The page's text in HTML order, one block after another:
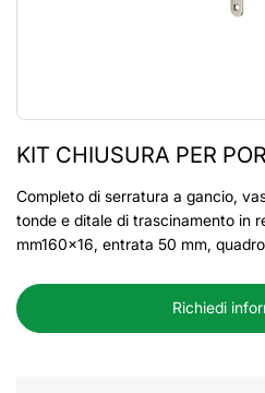
KIT CHIUSURA PER
Completo di serratura a gancio,
tonde e ditale di trascinamento in
mm160x16, entrata 50 mm,
Richiedi